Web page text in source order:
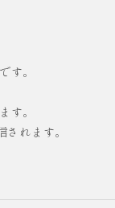
す。
す。
れます。